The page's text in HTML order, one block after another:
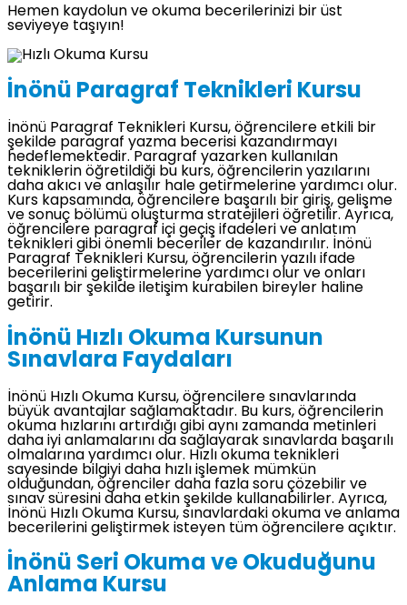
Hemen kaydolun ve okuma becerilerinizi bir üst
seviyeye taşıyın!
İnönü Paragraf Teknikleri Kursu
İnönü Paragraf Teknikleri Kursu, öğrencilere etkili bir
şekilde paragraf yazma becerisi kazandırmayı
hedeflemektedir. Paragraf yazarken kullanılan
tekniklerin öğretildiği bu kurs, öğrencilerin yazılarını
daha akıcı ve anlaşılır hale getirmelerine yardımcı olur.
Kurs kapsamında, öğrencilere başarılı bir giriş, gelişme
ve sonuç bölümü oluşturma stratejileri öğretilir. Ayrıca,
öğrencilere paragraf içi geçiş ifadeleri ve anlatım
teknikleri gibi önemli beceriler de kazandırılır. İnönü
Paragraf Teknikleri Kursu, öğrencilerin yazılı ifade
becerilerini geliştirmelerine yardımcı olur ve onları
başarılı bir şekilde iletişim kurabilen bireyler haline
getirir.
İnönü Hızlı Okuma Kursunun
Sınavlara Faydaları
İnönü Hızlı Okuma Kursu, öğrencilere sınavlarında
büyük avantajlar sağlamaktadır. Bu kurs, öğrencilerin
okuma hızlarını artırdığı gibi aynı zamanda metinleri
daha iyi anlamalarını da sağlayarak sınavlarda başarılı
olmalarına yardımcı olur. Hızlı okuma teknikleri
sayesinde bilgiyi daha hızlı işlemek mümkün
olduğundan, öğrenciler daha fazla soru çözebilir ve
sınav süresini daha etkin şekilde kullanabilirler. Ayrıca,
İnönü Hızlı Okuma Kursu, sınavlardaki okuma ve anlama
becerilerini geliştirmek isteyen tüm öğrencilere açıktır.
İnönü Seri Okuma ve Okuduğunu
Anlama Kursu